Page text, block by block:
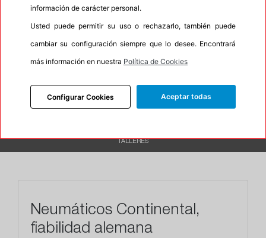
Oportunidad No
Etiqueta energética Información Eprel
TALLERES
Neumáticos Continental,
fiabilidad alemana
información de carácter personal.
Usted puede permitir su uso o rechazarlo, también puede
cambiar su configuración siempre que lo desee. Encontrará
más información en nuestra Política de Cookies
Configurar Cookies Aceptar todas